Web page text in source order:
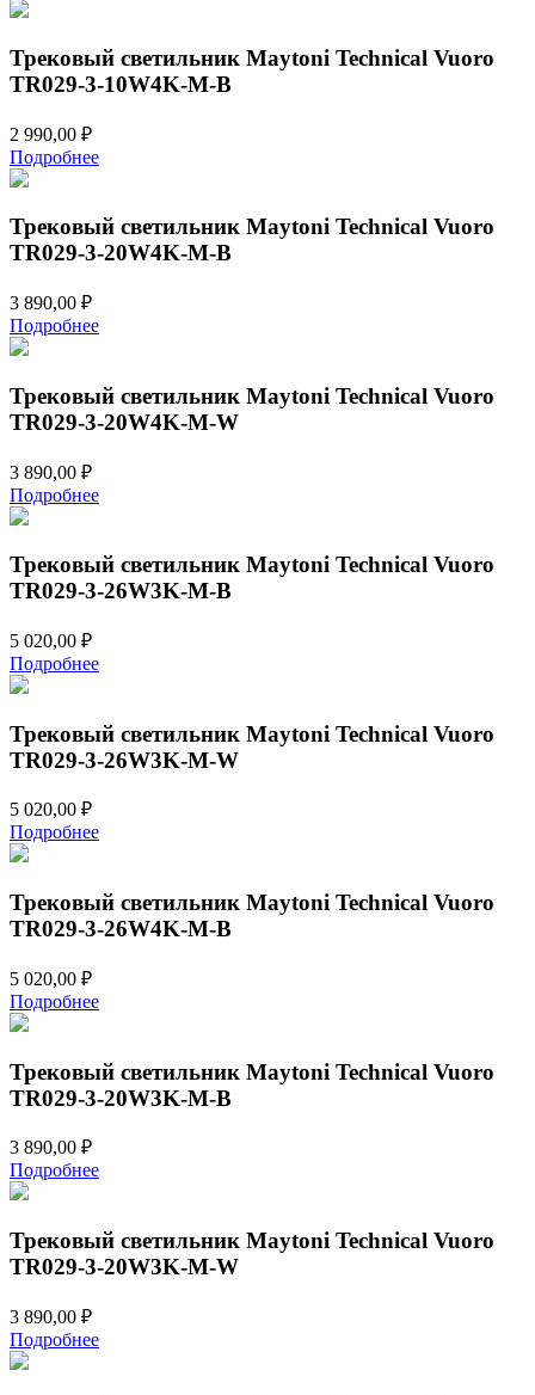
Трековый светильник Maytoni Technical Vuoro
TR029-3-10W4K-M-B
2 990,00 ₽
Подробнее
Трековый светильник Maytoni Technical Vuoro
TR029-3-20W4K-M-B
3 890,00 ₽
Подробнее
Трековый светильник Maytoni Technical Vuoro
TR029-3-20W4K-M-W
3 890,00 ₽
Подробнее
Трековый светильник Maytoni Technical Vuoro
TR029-3-26W3K-M-B
5 020,00 ₽
Подробнее
Трековый светильник Maytoni Technical Vuoro
TR029-3-26W3K-M-W
5 020,00 ₽
Подробнее
Трековый светильник Maytoni Technical Vuoro
TR029-3-26W4K-M-B
5 020,00 ₽
Подробнее
Трековый светильник Maytoni Technical Vuoro
TR029-3-20W3K-M-B
3 890,00 ₽
Подробнее
Трековый светильник Maytoni Technical Vuoro
TR029-3-20W3K-M-W
3 890,00 ₽
Подробнее